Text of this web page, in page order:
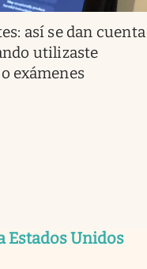
así se dan cuenta
utilizaste
exámenes
Estados Unidos